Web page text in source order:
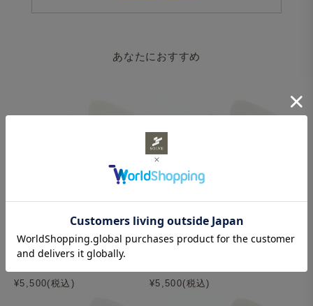
あなたにおすすめ
ウールタイ All Season ネイビ
¥5,500(税込) ¥5,500(税込)